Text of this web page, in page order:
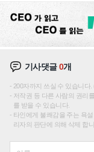
기사댓글0개
200자까지 쓰실 수 있습니다.
저작권 등 다른 사람의 권리
를 받을 수 있습니다.
타인에게 불쾌감을 주는 욕
리자의 판단에 의해 삭제 합